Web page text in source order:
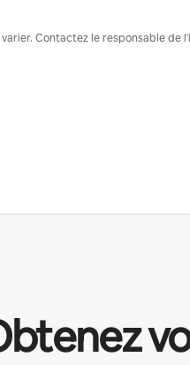
Contactez le responsable de